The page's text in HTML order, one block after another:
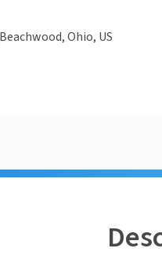
Ohio, US